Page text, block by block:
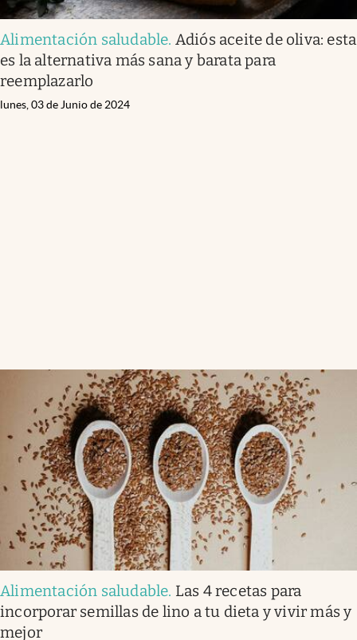
Alimentación saludable. Adiós aceite de oliva: esta
es la alternativa más sana y barata para
reemplazarlo
lunes, 03 de Junio de 2024
Alimentación saludable. Las 4 recetas para
incorporar semillas de lino a tu dieta y vivir más y
mejor